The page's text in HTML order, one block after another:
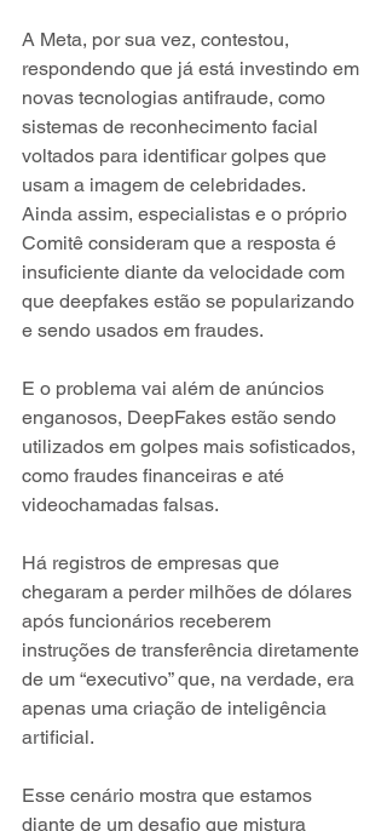
A Meta, por sua vez, contestou,
respondendo que já está investindo em
novas tecnologias antifraude, como
sistemas de reconhecimento facial
voltados para identificar golpes que
usam a imagem de celebridades.
Ainda assim, especialistas e o próprio
Comitê consideram que a resposta é
insuficiente diante da velocidade com
que deepfakes estão se popularizando
e sendo usados em fraudes.
E o problema vai além de anúncios
enganosos, DeepFakes estão sendo
utilizados em golpes mais sofisticados,
como fraudes financeiras e até
videochamadas falsas.
Há registros de empresas que
chegaram a perder milhões de dólares
após funcionários receberem
instruções de transferência diretamente
de um “executivo” que, na verdade, era
apenas uma criação de inteligência
artificial.
Esse cenário mostra que estamos
diante de um desafio que mistura